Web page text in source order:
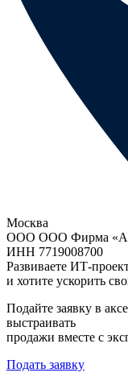
Москва
ООО ООО Фирма
ИНН 7719008700
Развиваете ИТ-
и хотите ускорить
Подайте заявку в
выстраивать
продажи вместе с
Подать заявку